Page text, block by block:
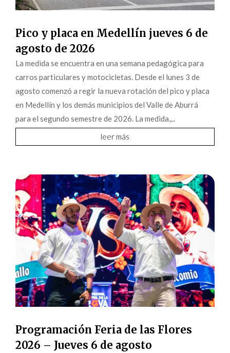
Pico y placa en Medellín jueves 6 de
agosto de 2026
La medida se encuentra en una semana pedagógica para
carros particulares y motocicletas. Desde el lunes 3 de
agosto comenzó a regir la nueva rotación del pico y placa
en Medellín y los demás municipios del Valle de Aburrá
para el segundo semestre de 2026. La medida,...
leer más
Programación Feria de las Flores
2026 – Jueves 6 de agosto